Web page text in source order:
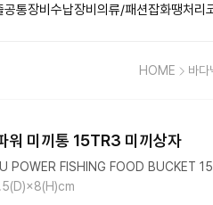
공통장비 수납장비 의류/패션잡화땡처리
HOME 바다
워 미끼통 15TR3 미끼상자
POWER FISHING FOOD BUCKET